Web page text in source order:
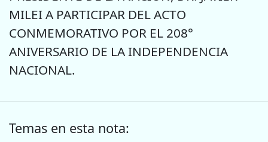
MILEI A PARTICIPAR DEL ACTO
CONMEMORATIVO POR EL 208°
ANIVERSARIO DE LA INDEPENDENCIA
NACIONAL.
Temas en esta nota: